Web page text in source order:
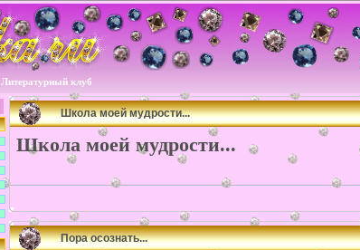
Литературный клуб
Школа моей мудрости...
Школа моей мудрости...
Пора осознать...